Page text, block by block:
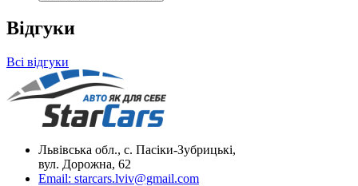
Відгуки
Всі відгуки
Львівська обл., с. Пасіки-Зубрицькі,
вул. Дорожна, 62
Email: starcars.lviv@gmail.com